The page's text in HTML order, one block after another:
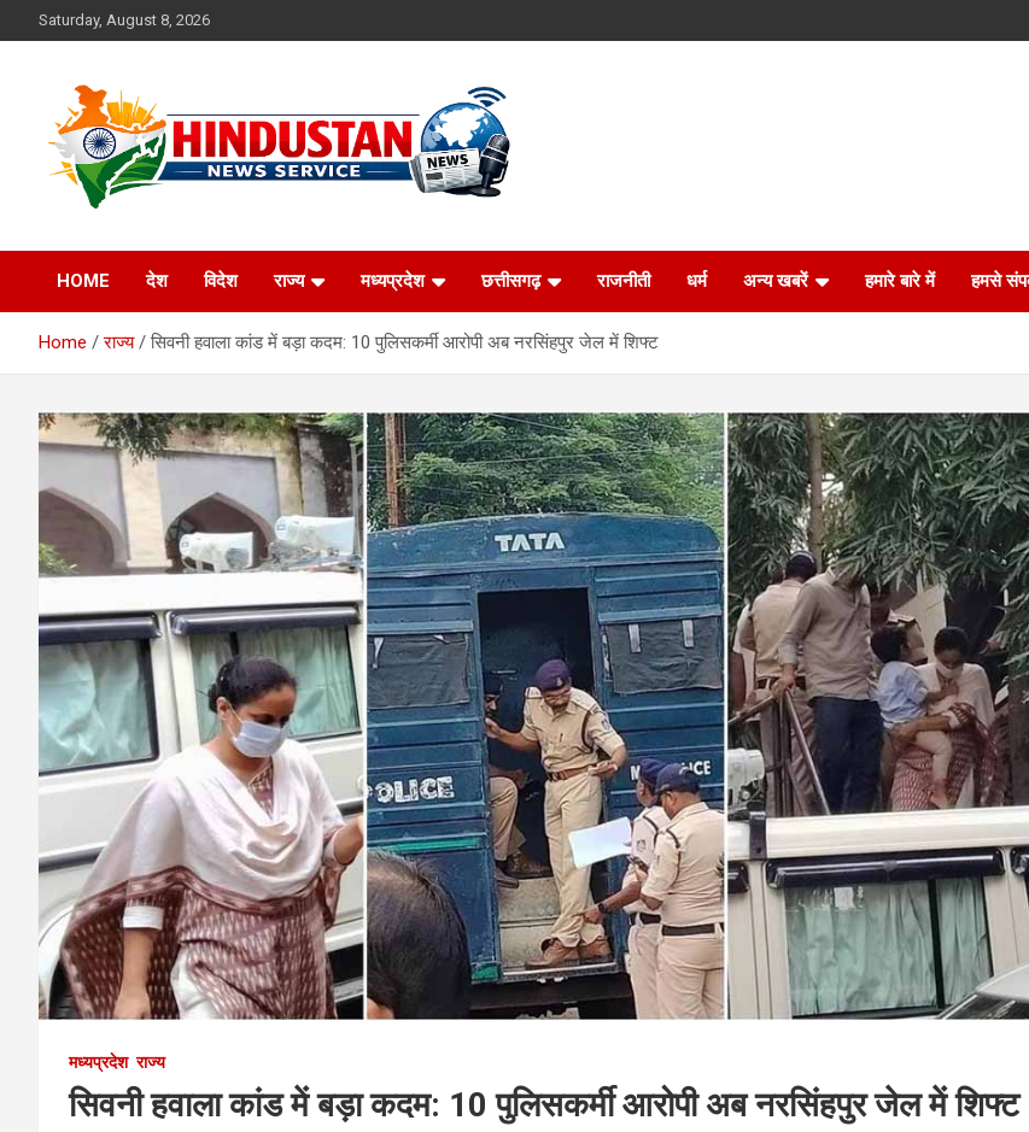
to
Saturday, August 8, 2026
Hindustan News
Service
HOME देश विदेश राज्य मध्यप्रदेश छत्तीसगढ़ राजनीती धर्म अन्य खबरें हमारे बारे में हमसे
Home राज्य सिवनी हवाला कांड में बड़ा कदम: 10 पुलिसकर्मी आरोपी अब नरसिंहपुर जेल में शिफ्ट
मध्यप्रदेश राज्य
सिवनी हवाला कांड में बड़ा कदम: 10 पुलिसकर्मी आरोपी अब नरसिंहपुर जेल में शिफ्ट